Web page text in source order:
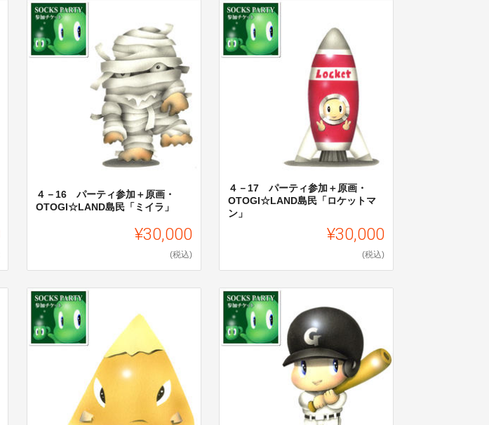
４－16 パーティ参加＋原画・
OTOGI☆LAND島民「ミイラ」
¥30,000
(税込)
４－17 パーティ参加＋原画・
OTOGI☆LAND島民「ロケットマ
ン」
¥30,000
(税込)